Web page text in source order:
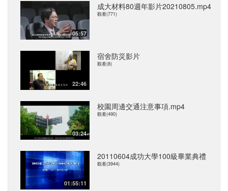
05:57
成大材料80週年影片20210805.mp4
觀看(771)
22:46
宿舍防災影片
觀看(8)
03:24
校園周邊交通注意事項.mp4
觀看(490)
01:55:11
20110604成功大學100級畢業典禮
觀看(3944)